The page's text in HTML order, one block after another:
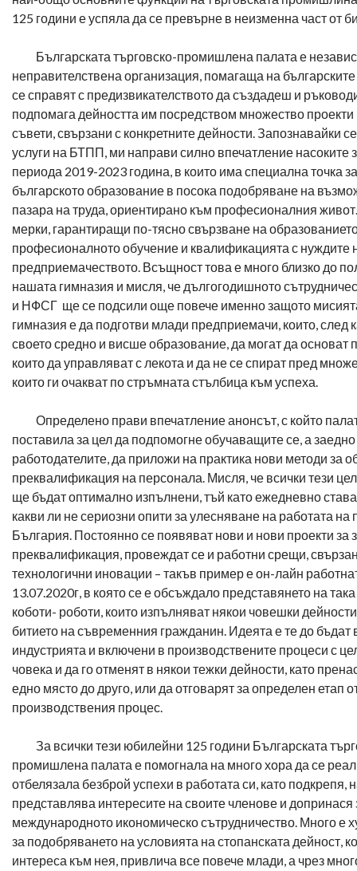
125 години е успяла да се превърне в неизменна част от
Българската търговско-промишлена палата е
неправителствена организация, помагаща на
се справят с предизвикателството да създадеш и
подпомага дейността им посредством множество проекти
съвети, свързани с конкретните дейности. Запознавайки
услуги на БТПП, ми направи силно впечатление насоките
периода 2019-2023 година, в които има специална точка
българското образование в посока подобряване на
пазара на труда, ориентирано към професионалния
мерки, гарантиращи по-тясно свързване на
професионалното обучение и квалификацията с нуждите
предприемачеството. Всъщност това е много близко до
нашата гимназия и мисля, че дългогодишното
и НФСГ ще се подсили още повече именно защото
гимназия е да подготви млади предприемачи, които, след
своето средно и висше образование, да могат да основат
които да управляват с лекота и да не се спират пред
които ги очакват по стръмната стълбица към успеха.
Определено прави впечатление анонсът, с който
поставила за цел да подпомогне обучаващите се, а заедно
работодателите, да приложи на практика нови методи за
преквалификация на персонала. Мисля, че всички тези
ще бъдат оптимално изпълнени, тъй като ежедневно
какви ли не сериозни опити за улесняване на работата
България. Постоянно се появяват нови и нови проекти за
преквалификация, провеждат се и работни срещи,
технологични иновации – такъв пример е он-лайн
13.07.2020г, в която се е обсъждало представянето на
коботи- роботи, които изпълняват някои човешки
битието на съвременния гражданин. Идеята е те до бъдат
индустрията и включени в производствените процеси с
човека и да го отменят в някои тежки дейности, като
едно място до друго, или да отговарят за определен етап
производствения процес.
За всички тези юбилейни 125 години Българската
промишлена палата е помогнала на много хора да се
отбелязала безброй успехи в работата си, като подкрепя,
представлява интересите на своите членове и допринася
международното икономическо сътрудничество. Много е
за подобряването на условията на стопанската дейност,
интереса към нея, привлича все повече млади, а чрез